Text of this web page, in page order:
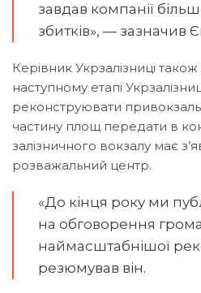
завдав компанії
збитків», — зазначив
Керівник Укрзалізниці
наступному етапі
реконструювати
частину площ передати в
залізничного вокзалу має
розважальний центр.
«До кінця року ми
на обговорення
наймасштабнішої
резюмував він.